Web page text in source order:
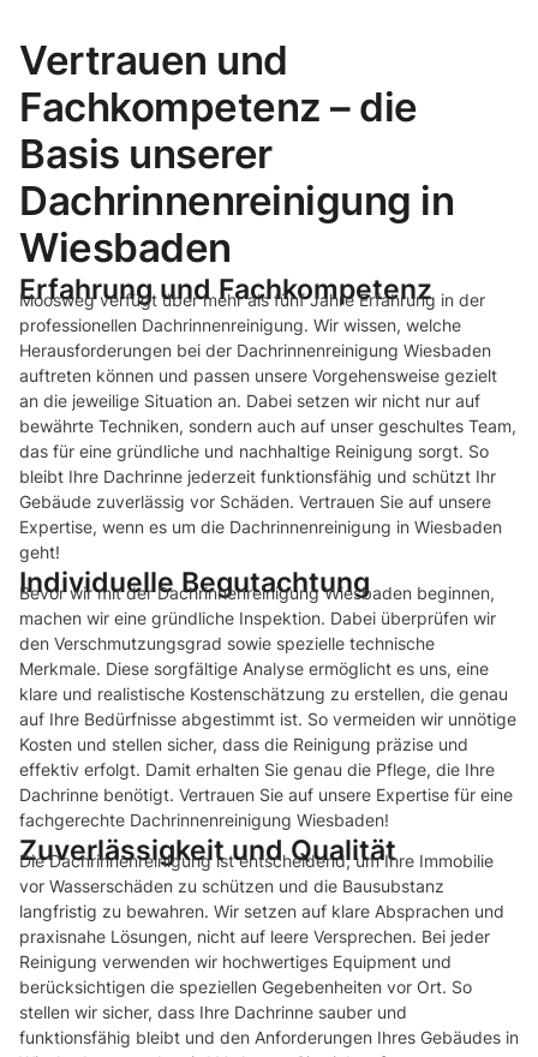
Vertrauen und
Fachkompetenz – die
Basis unserer
Dachrinnenreinigung in
Wiesbaden
Erfahrung und Fachkompetenz
Moosweg verfügt über mehr als fünf Jahre Erfahrung in der
professionellen Dachrinnenreinigung. Wir wissen, welche
Herausforderungen bei der Dachrinnenreinigung Wiesbaden
auftreten können und passen unsere Vorgehensweise gezielt
an die jeweilige Situation an. Dabei setzen wir nicht nur auf
bewährte Techniken, sondern auch auf unser geschultes Team,
das für eine gründliche und nachhaltige Reinigung sorgt. So
bleibt Ihre Dachrinne jederzeit funktionsfähig und schützt Ihr
Gebäude zuverlässig vor Schäden. Vertrauen Sie auf unsere
Expertise, wenn es um die Dachrinnenreinigung in Wiesbaden
geht!
Individuelle Begutachtung
Bevor wir mit der Dachrinnenreinigung Wiesbaden beginnen,
machen wir eine gründliche Inspektion. Dabei überprüfen wir
den Verschmutzungsgrad sowie spezielle technische
Merkmale. Diese sorgfältige Analyse ermöglicht es uns, eine
klare und realistische Kostenschätzung zu erstellen, die genau
auf Ihre Bedürfnisse abgestimmt ist. So vermeiden wir unnötige
Kosten und stellen sicher, dass die Reinigung präzise und
effektiv erfolgt. Damit erhalten Sie genau die Pflege, die Ihre
Dachrinne benötigt. Vertrauen Sie auf unsere Expertise für eine
fachgerechte Dachrinnenreinigung Wiesbaden!
Zuverlässigkeit und Qualität
Die Dachrinnenreinigung ist entscheidend, um Ihre Immobilie
vor Wasserschäden zu schützen und die Bausubstanz
langfristig zu bewahren. Wir setzen auf klare Absprachen und
praxisnahe Lösungen, nicht auf leere Versprechen. Bei jeder
Reinigung verwenden wir hochwertiges Equipment und
berücksichtigen die speziellen Gegebenheiten vor Ort. So
stellen wir sicher, dass Ihre Dachrinne sauber und
funktionsfähig bleibt und den Anforderungen Ihres Gebäudes in